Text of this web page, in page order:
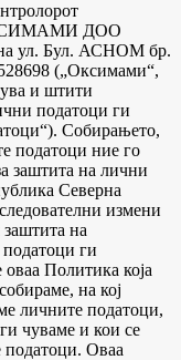
ДОО
на ул. Бул. АСНОМ бр.
(„Оксимами“,
и штити
податоци ги
Собирањето,
податоци ние го
заштита на лични
Северна
измени
на
ги
Политика која
на кој
личните податоци,
чуваме и кои се
податоци. Оваа